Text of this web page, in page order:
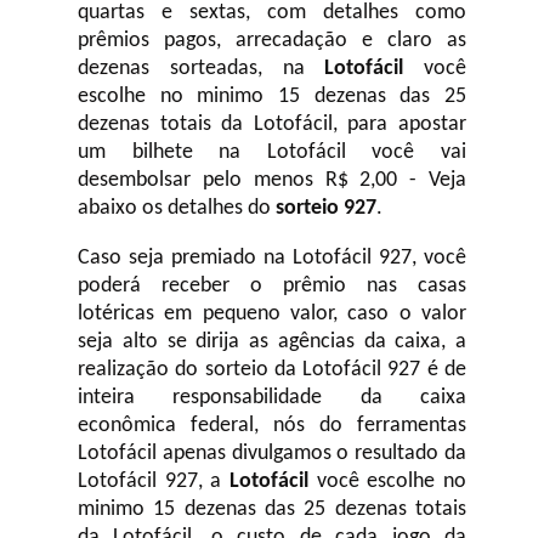
quartas e sextas, com detalhes como
prêmios pagos, arrecadação e claro as
dezenas sorteadas, na Lotofácil você
escolhe no minimo 15 dezenas das 25
dezenas totais da Lotofácil, para apostar
um bilhete na Lotofácil você vai
desembolsar pelo menos R$ 2,00 - Veja
abaixo os detalhes do sorteio 927.
Caso seja premiado na Lotofácil 927, você
poderá receber o prêmio nas casas
lotéricas em pequeno valor, caso o valor
seja alto se dirija as agências da caixa, a
realização do sorteio da Lotofácil 927 é de
inteira responsabilidade da caixa
econômica federal, nós do ferramentas
Lotofácil apenas divulgamos o resultado da
Lotofácil 927, a Lotofácil você escolhe no
minimo 15 dezenas das 25 dezenas totais